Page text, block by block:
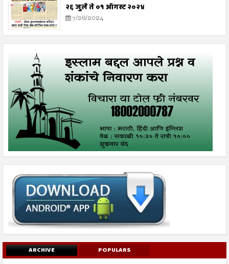
२६ जुलै ते ०१ ऑगस्ट २०२४
7/26/2024
ARCHIVE POPULARS